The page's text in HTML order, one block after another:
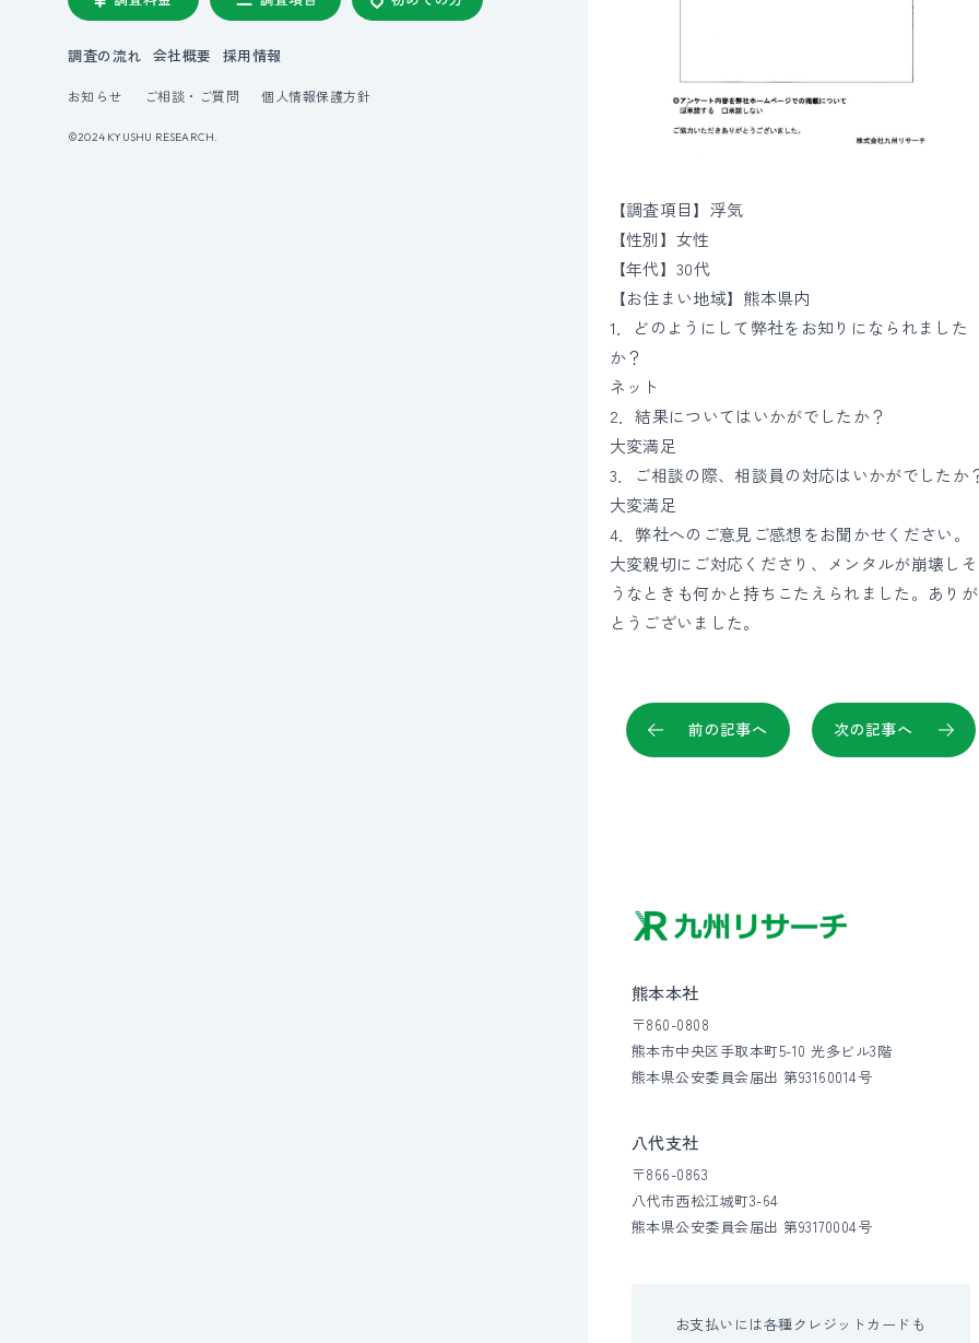
調査の流れ 会社概要 採用情報
お知らせ ご相談・ご質問 個人情報保護方針
©2024 KYUSHU RESEARCH.
【調査項目】浮気
【性別】女性
【年代】30代
【お住まい地域】熊本県内
1．どのようにして弊社をお知りになられました
か？
ネット
2．結果についてはいかがでしたか？
大変満足
3．ご相談の際、相談員の対応はいかがでしたか
大変満足
4．弊社へのご意見ご感想をお聞かせください。
大変親切にご対応くださり、メンタルが崩壊しそ
うなときも何かと持ちこたえられました。ありが
とうございました。
前の記事へ 次の記事へ
熊本本社
〒860-0808
熊本市中央区手取本町5-10 光多ビル3階
熊本県公安委員会届出 第93160014号
八代支社
〒866-0863
八代市西松江城町3-64
熊本県公安委員会届出 第93170004号
お支払いには各種クレジットカードも